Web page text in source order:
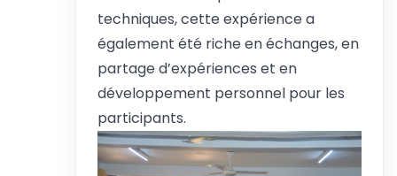
techniques, cette expérience a
également été riche en échanges, en
partage d’expériences et en
développement personnel pour les
participants.